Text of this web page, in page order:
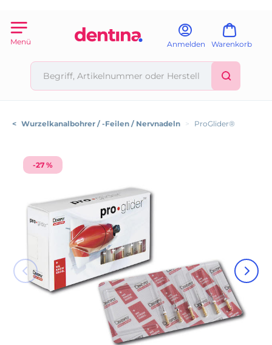
Menü Anmelden Warenkorb
< Wurzelkanalbohrer / -Feilen / Nervnadeln > ProGlider®
-27 %